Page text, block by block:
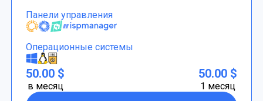
Панели управления
Операционные системы
50.00 $
в месяц
50.00 $
1 месяц